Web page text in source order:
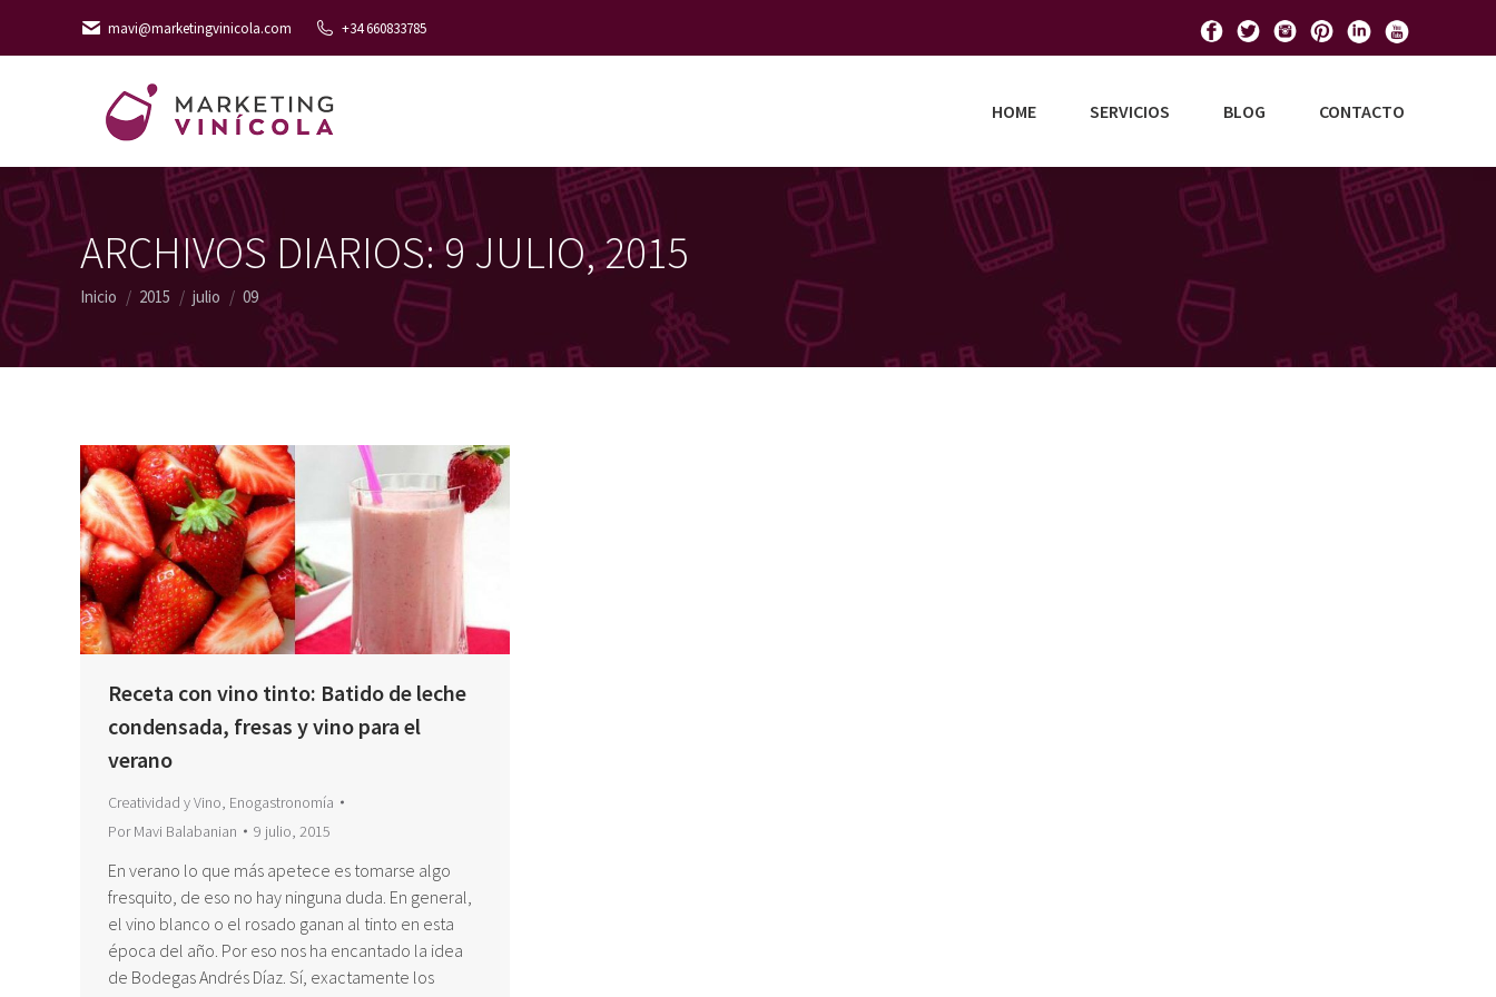
mavi@marketingvinicola.com +34 660833785
HOME SERVICIOS BLOG CONTACTO
ARCHIVOS DIARIOS:9 JULIO, 2015
Estás aquí:
Inicio 2015 julio 09
Receta con vino tinto: Batido de leche
condensada, fresas y vino para el
verano
Creatividad y Vino, Enogastronomía
PorMavi Balabanian 9 julio, 2015
En verano lo que más apetece es tomarse algo
fresquito, de eso no hay ninguna duda. En general,
el vino blanco o el rosado ganan al tinto en esta
época del año. Por eso nos ha encantado la idea
de Bodegas Andrés Díaz. Sí, exactamente los